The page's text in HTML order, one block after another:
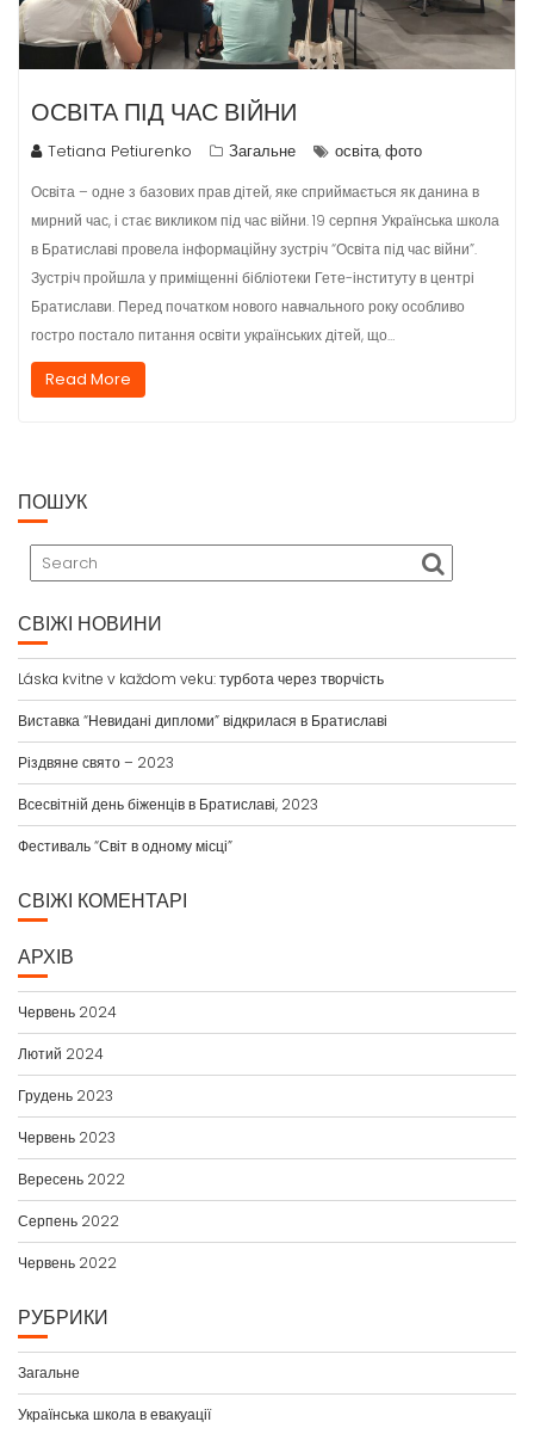
ОСВІТА ПІД ЧАС ВІЙНИ
Tetiana Petiurenko Загальне освіта,фото
Освіта – одне з базових прав дітей, яке сприймається як данина в
мирний час, і стає викликом під час війни. 19 серпня Українська школа
в Братиславі провела інформаційну зустріч “Освіта під час війни”.
Зустріч пройшла у приміщенні бібліотеки Гете-інституту в центрі
Братислави. Перед початком нового навчального року особливо
гостро постало питання освіти українських дітей, що…
Read More
ПОШУК
СВІЖІ НОВИНИ
Láska kvitne v každom veku: турбота через творчість
Виставка “Невидані дипломи” відкрилася в Братиславі
Різдвяне свято – 2023
Всесвітній день біженців в Братиславі, 2023
Фестиваль “Світ в одному місці”
СВІЖІ КОМЕНТАРІ
АРХІВ
Червень 2024
Лютий 2024
Грудень 2023
Червень 2023
Вересень 2022
Серпень 2022
Червень 2022
РУБРИКИ
Загальне
Українська школа в евакуації